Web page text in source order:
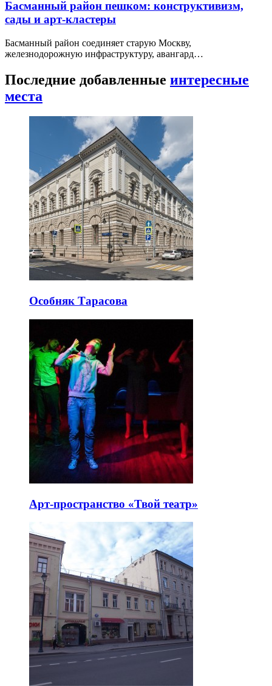
Басманный район пешком: конструктивизм,
сады и арт-кластеры
Басманный район соединяет старую Москву,
железнодорожную инфраструктуру, авангард…
Последние добавленные интересные
места
Особняк Тарасова
Арт-пространство «Твой театр»